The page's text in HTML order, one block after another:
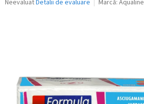
Evaluarea
stele.
NeevaluatDetalii de evaluare Marcă: Aqualine